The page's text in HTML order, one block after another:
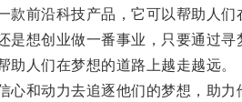
前沿科技产品，它可以帮助人们
想创业做一番事业，只要通过寻
人们在梦想的道路上越走越远。
和动力去追逐他们的梦想，助力